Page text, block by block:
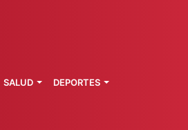
SALUD DEPORTES